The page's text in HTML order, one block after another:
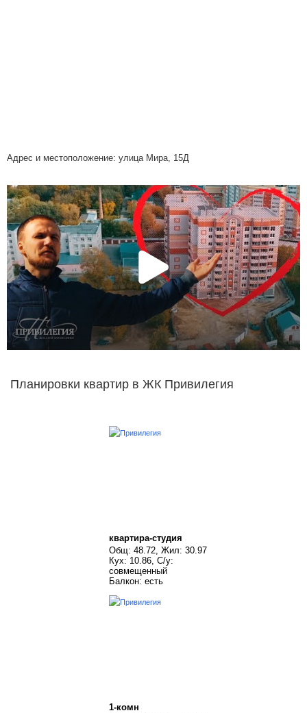
Адрес и местоположение: улица Мира, 15Д
Планировки квартир в ЖК Привилегия
квартира-студия
Общ: 48.72, Жил: 30.97
Кух: 10.86, С/у:
совмещенный
Балкон: есть
1-комн